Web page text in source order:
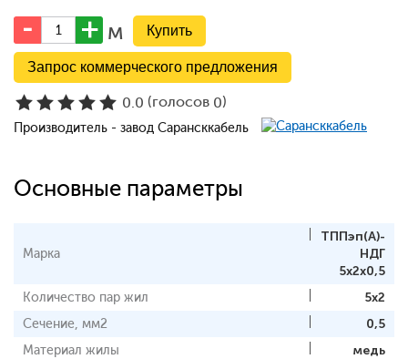
м
Запрос коммерческого предложения
0.0 (голосов 0)
Производитель - завод Сарансккабель
Основные параметры
Марка
ТППэп(A)-
НДГ
5x2x0,5
Количество пар жил
5x2
Сечение, мм2
0,5
Материал жилы
медь